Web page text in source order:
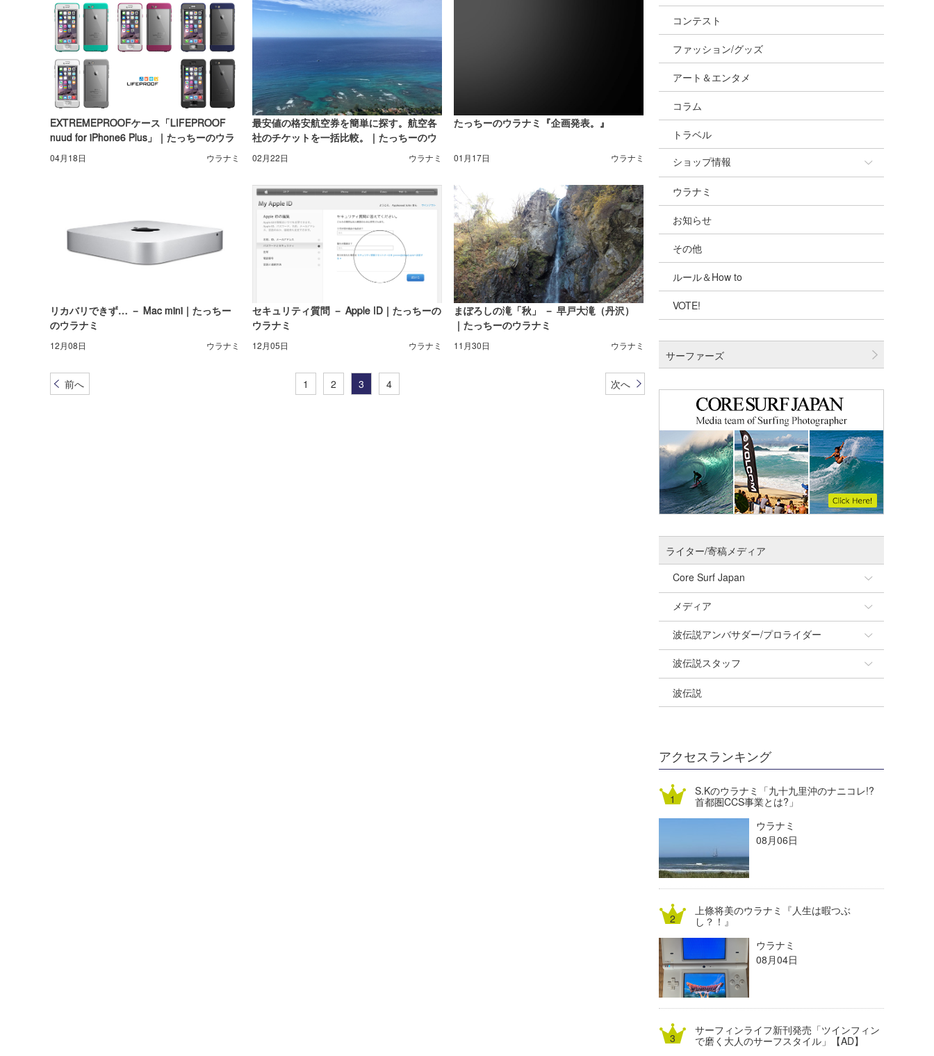
EXTREMEPROOFケース「LIFEPROOF
nuud for iPhone6 Plus」｜たっちーのウラ
ナミ
04月18日 ウラナミ
最安値の格安航空券を簡単に探す。航空各
社のチケットを一括比較。｜たっちーのウ
ラナミ
02月22日 ウラナミ
たっちーのウラナミ『企画発表。』
01月17日 ウラナミ
リカバリできず… － Mac mini｜たっちー
のウラナミ
12月08日 ウラナミ
セキュリティ質問 － Apple ID｜たっちーの
ウラナミ
12月05日 ウラナミ
まぼろしの滝「秋」 － 早戸大滝（丹沢）
｜たっちーのウラナミ
11月30日 ウラナミ
前へ 1 2 3 4 次へ
コンテスト
ファッション/グッズ
アート＆エンタメ
コラム
トラベル
ショップ情報
ショップ情報
湘南
千葉北
伊豆
千葉南
四国
沖縄
ウラナミ
お知らせ
その他
ルール＆How to
VOTE!
サーファーズ
ライター/寄稿メディア
Core Surf Japan
Naoya Kimoto
mitsuteru Kamio
Yasunari Inoue
Yoshiyuki Obata
DELTA FORCE SURF
熊谷素子
メディア
SURFMEDIA
Colors MAGAZINE
WAVAL
波伝説アンバサダー/プロライダー
福島寿実子
中浦“JET”章
進士剛光
植村未来
大野”MAR”修聖
喜納海人
波伝説スタッフ
☆加藤
Aichan
ECE
H
KID
KOBU
KY
MIN
mitz
OYZ
波伝説
アクセスランキング
S.Kのウラナミ「九十九里沖のナニコレ!?
首都圏CCS事業とは?」
ウラナミ
08月06日
上條将美のウラナミ『人生は暇つぶ
し？！』
ウラナミ
08月04日
サーフィンライフ新刊発売「ツインフィン
で磨く大人のサーフスタイル」【AD】